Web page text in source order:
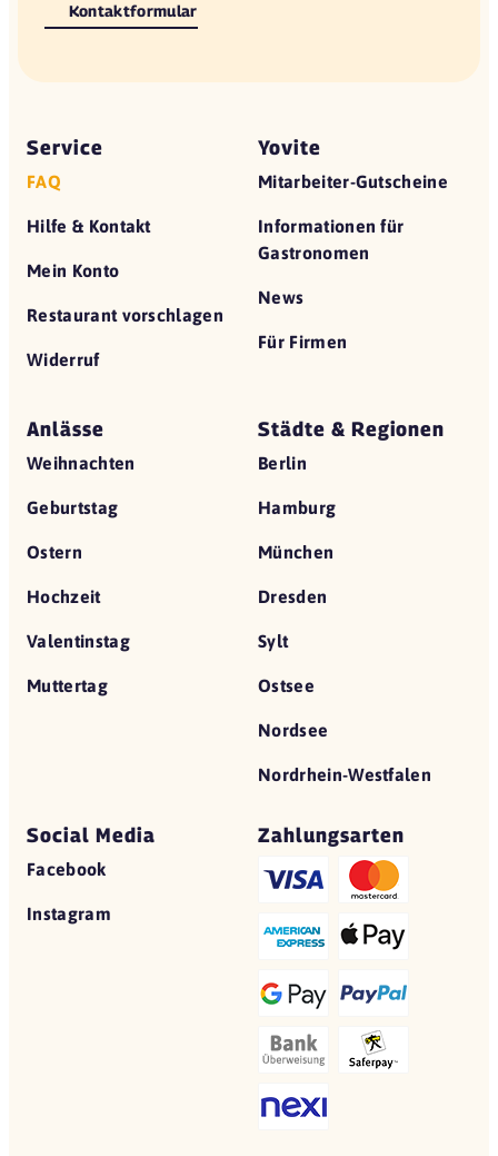
Kontaktformular
Service
FAQ
Hilfe & Kontakt
Mein Konto
Restaurant vorschlagen
Widerruf
Yovite
Mitarbeiter-Gutscheine
Informationen für
Gastronomen
News
Für Firmen
Anlässe
Weihnachten
Geburtstag
Ostern
Hochzeit
Valentinstag
Muttertag
Städte & Regionen
Berlin
Hamburg
München
Dresden
Sylt
Ostsee
Nordsee
Nordrhein-Westfalen
Social Media
Facebook
Instagram
Zahlungsarten